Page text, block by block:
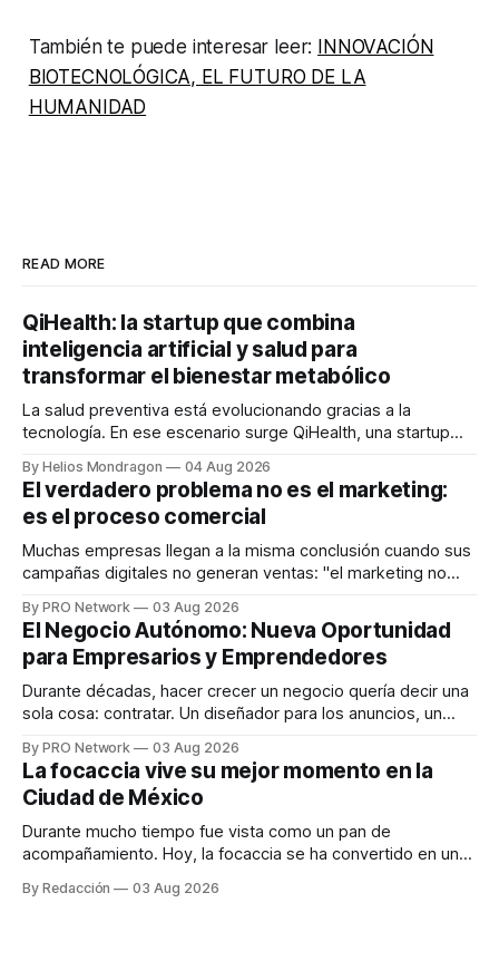
También te puede interesar leer: INNOVACIÓN
BIOTECNOLÓGICA, EL FUTURO DE LA
HUMANIDAD
READ MORE
QiHealth: la startup que combina
inteligencia artificial y salud para
transformar el bienestar metabólico
La salud preventiva está evolucionando gracias a la
tecnología. En ese escenario surge QiHealth, una startup
dispositivos inteligentes, inteligencia artificial y monitoreo
en tiempo real para ayudar a las personas a tomar mejores
decisiones sobre su salud metabólica. Su propuesta busca
responder
By Helios Mondragon 04 Aug 2026
El verdadero problema no es el marketing:
es el proceso comercial
Muchas empresas llegan a la misma conclusión cuando sus
campañas digitales no generan ventas: "el marketing no
INTERIUS, el problema suele estar en otro lugar. Durante
una entrevista para el podcast SER PRO, el especialista en
marketing digital explicó que
By PRO Network 03 Aug 2026
El Negocio Autónomo: Nueva Oportunidad
para Empresarios y Emprendedores
Durante décadas, hacer crecer un negocio quería decir una
sola cosa: contratar. Un diseñador para los anuncios, un
para los textos, alguien que supiera de publicidad digital
para encontrar prospectos, un vendedor para atender
llamadas y mensajes, y —con suerte— una persona
By PRO Network 03 Aug 2026
La focaccia vive su mejor momento en la
Ciudad de México
Durante mucho tiempo fue vista como un pan de
acompañamiento. Hoy, la focaccia se ha convertido en uno
artesanal, ingredientes de calidad y experiencias que
By Redacción 03 Aug 2026